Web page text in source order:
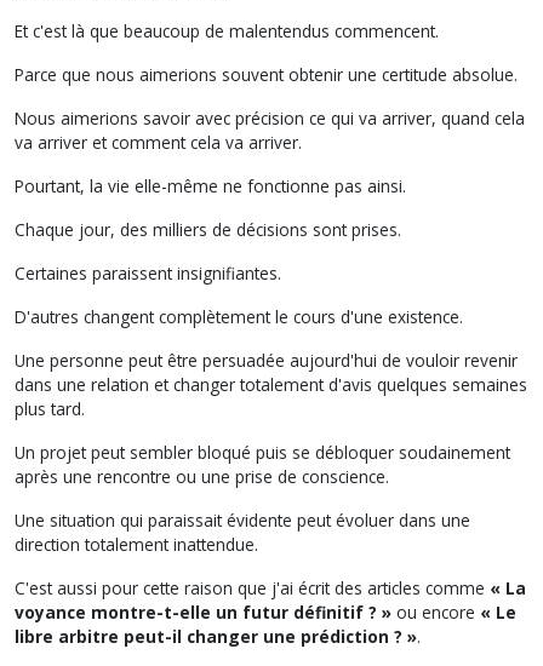
Et c'est là que beaucoup de malentendus commencent.
Parce que nous aimerions souvent obtenir une certitude absolue.
Nous aimerions savoir avec précision ce qui va arriver, quand cela
va arriver et comment cela va arriver.
Pourtant, la vie elle-même ne fonctionne pas ainsi.
Chaque jour, des milliers de décisions sont prises.
Certaines paraissent insignifiantes.
D'autres changent complètement le cours d'une existence.
Une personne peut être persuadée aujourd'hui de vouloir revenir
dans une relation et changer totalement d'avis quelques semaines
plus tard.
Un projet peut sembler bloqué puis se débloquer soudainement
après une rencontre ou une prise de conscience.
Une situation qui paraissait évidente peut évoluer dans une
direction totalement inattendue.
C'est aussi pour cette raison que j'ai écrit des articles comme « La
voyance montre-t-elle un futur définitif ? » ou encore « Le
libre arbitre peut-il changer une prédiction ? ».